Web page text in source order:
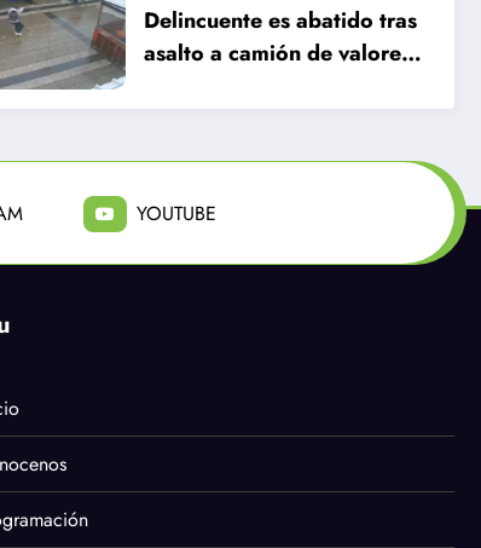
Delincuente es abatido tras
asalto a camión de valores
YOUTUBE